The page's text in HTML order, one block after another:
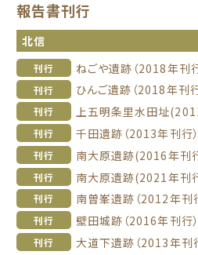
報告書刊行
北信
刊行 ねごや遺跡（2018年刊行
刊行 ひんご遺跡（2018年刊行
刊行 上五明条里水田址
刊行 千田遺跡（2013年刊行）
刊行 南大原遺跡(2016年刊
刊行 南大原遺跡(2021年刊
刊行 南曽峯遺跡（2012年刊
刊行 壁田城跡（2016年刊行）
刊行 大道下遺跡（2013年刊